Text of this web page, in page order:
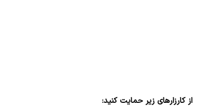
از کارزارهای زیر حمایت کنید: